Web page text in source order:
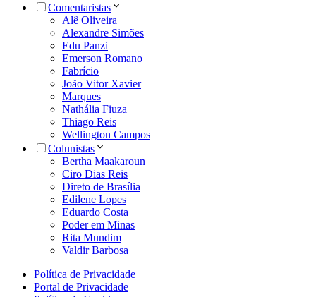
Comentaristas
Alê Oliveira
Alexandre Simões
Edu Panzi
Emerson Romano
Fabrício
João Vitor Xavier
Marques
Nathália Fiuza
Thiago Reis
Wellington Campos
Colunistas
Bertha Maakaroun
Ciro Dias Reis
Direto de Brasília
Edilene Lopes
Eduardo Costa
Poder em Minas
Rita Mundim
Valdir Barbosa
Política de Privacidade
Portal de Privacidade